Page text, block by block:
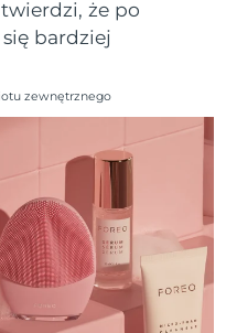
że po
bardziej
zewnętrznego
Oczekiwany czas dostawy
Oczekiwany czas dostawy
14/8/26
Oczekiwany czas dostawy
Oczekiwany czas dostawy
15/8/26
Oczekiwany czas dostawy